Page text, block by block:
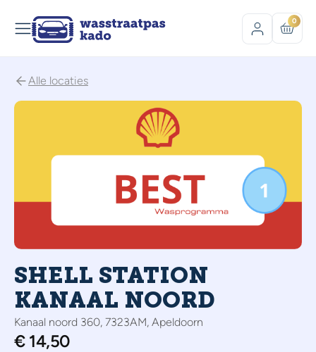
0
Alle locaties
SHELL STATION
KANAAL NOORD
Kanaal noord 360, 7323AM, Apeldoorn
€14,50